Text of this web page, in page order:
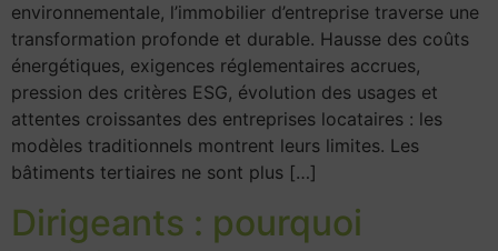
environnementale, l’immobilier d’entreprise traverse une
transformation profonde et durable. Hausse des coûts
énergétiques, exigences réglementaires accrues,
pression des critères ESG, évolution des usages et
attentes croissantes des entreprises locataires : les
modèles traditionnels montrent leurs limites. Les
bâtiments tertiaires ne sont plus […]
Dirigeants : pourquoi